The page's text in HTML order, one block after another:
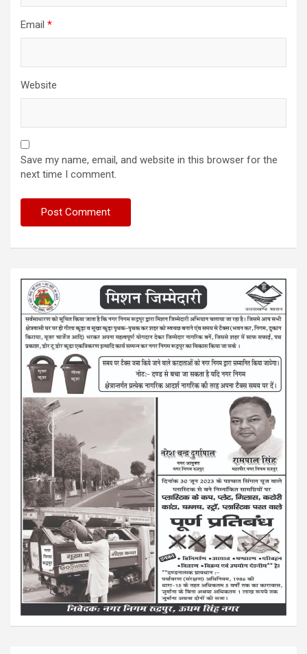
Email *
Website
Save my name, email, and website in this browser for the
next time I comment.